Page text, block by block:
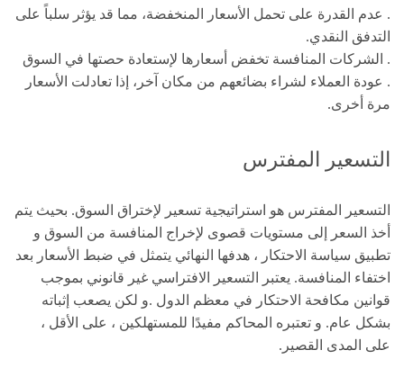
. عدم القدرة على تحمل الأسعار المنخفضة، مما قد يؤثر سلباً على
التدفق النقدي.
. الشركات المنافسة تخفض أسعارها لإستعادة حصتها في السوق
. عودة العملاء لشراء بضائعهم من مكان آخر، إذا تعادلت الأسعار
مرة أخرى.
التسعير المفترس
التسعير المفترس هو استراتيجية تسعير لإختراق السوق. بحيث يتم
أخذ السعر إلى مستويات قصوى لإخراج المنافسة من السوق و
تطبيق سياسة الاحتكار ، هدفها النهائي يتمثل في ضبط الأسعار بعد
اختفاء المنافسة. يعتبر التسعير الافتراسي غير قانوني بموجب
قوانين مكافحة الاحتكار في معظم الدول .و لكن يصعب إثباته
بشكل عام. و تعتبره المحاكم مفيدًا للمستهلكين ، على الأقل ،
على المدى القصير.